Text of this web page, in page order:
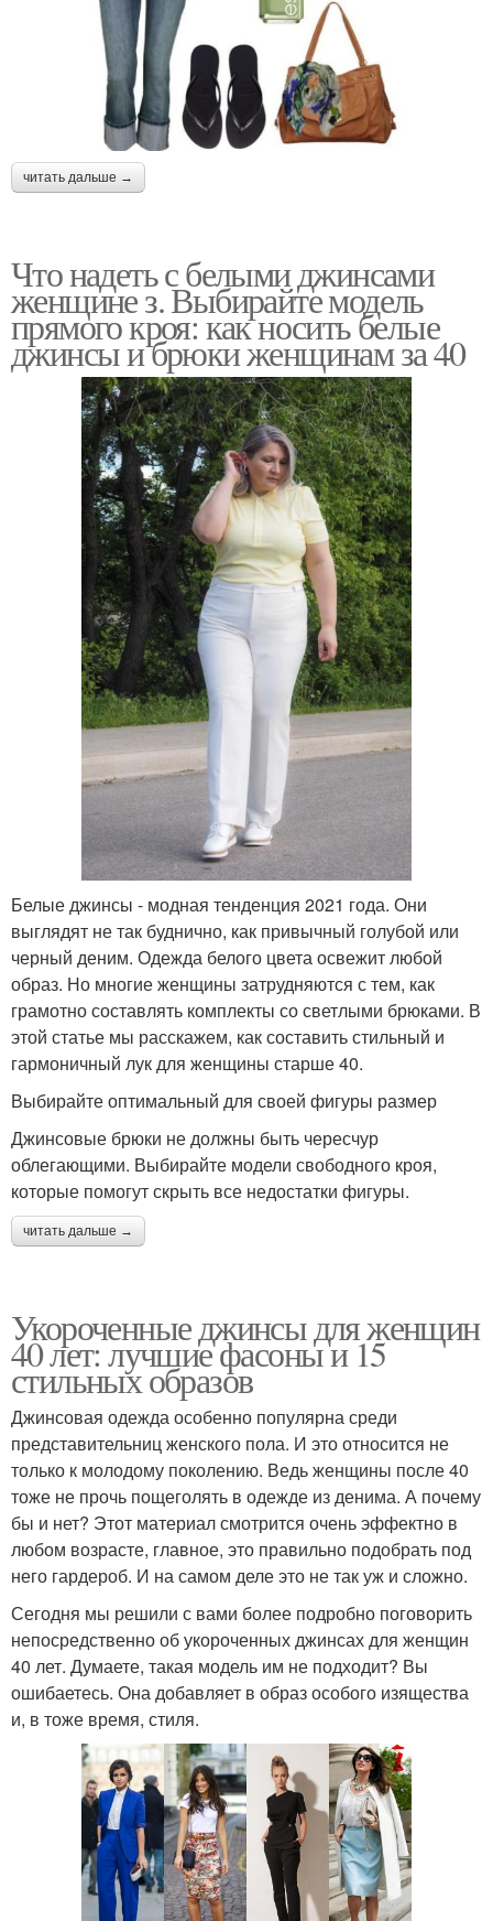
читать дальше →
Что надеть с белыми джинсами
женщине з. Выбирайте модель
прямого кроя: как носить белые
джинсы и брюки женщинам за 40
Белые джинсы - модная тенденция 2021 года. Они
выглядят не так буднично, как привычный голубой или
черный деним. Одежда белого цвета освежит любой
образ. Но многие женщины затрудняются с тем, как
грамотно составлять комплекты со светлыми брюками. В
этой статье мы расскажем, как составить стильный и
гармоничный лук для женщины старше 40.
Выбирайте оптимальный для своей фигуры размер
Джинсовые брюки не должны быть чересчур
облегающими. Выбирайте модели свободного кроя,
которые помогут скрыть все недостатки фигуры.
читать дальше →
Укороченные джинсы для женщин
40 лет: лучшие фасоны и 15
стильных образов
Джинсовая одежда особенно популярна среди
представительниц женского пола. И это относится не
только к молодому поколению. Ведь женщины после 40
тоже не прочь пощеголять в одежде из денима. А почему
бы и нет? Этот материал смотрится очень эффектно в
любом возрасте, главное, это правильно подобрать под
него гардероб. И на самом деле это не так уж и сложно.
Сегодня мы решили с вами более подробно поговорить
непосредственно об укороченных джинсах для женщин
40 лет. Думаете, такая модель им не подходит? Вы
ошибаетесь. Она добавляет в образ особого изящества
и, в тоже время, стиля.